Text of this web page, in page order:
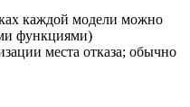
каждой модели можно
функциями)
места отказа; обычно